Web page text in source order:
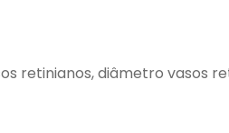
retinianos, diâmetro vasos